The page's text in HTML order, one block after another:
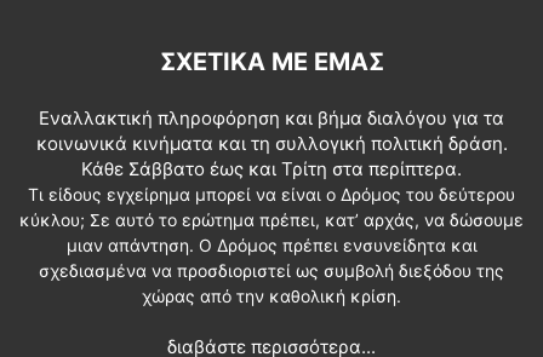
ΣΧΕΤΙΚΆ ΜΕ ΕΜΆΣ
Εναλλακτική πληροφόρηση και βήμα διαλόγου για τα
κοινωνικά κινήματα και τη συλλογική πολιτική δράση.
Κάθε Σάββατο έως και Τρίτη στα περίπτερα.
Τι είδους εγχείρημα μπορεί να είναι ο Δρόμος του δεύτερου
κύκλου; Σε αυτό το ερώτημα πρέπει, κατ’ αρχάς, να δώσουμε
μιαν απάντηση. Ο Δρόμος πρέπει ενσυνείδητα και
σχεδιασμένα να προσδιοριστεί ως συμβολή διεξόδου της
χώρας από την καθολική κρίση.
διαβάστε περισσότερα...